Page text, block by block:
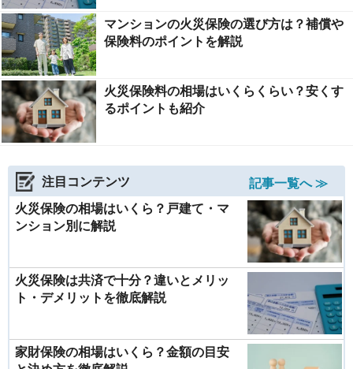
マンションの火災保険の選び方は？補償や
保険料のポイントを解説
火災保険料の相場はいくらくらい？安くす
るポイントも紹介
注目コンテンツ
記事一覧へ ≫
火災保険の相場はいくら？戸建て・マ
ンション別に解説
火災保険は共済で十分？違いとメリッ
ト・デメリットを徹底解説
家財保険の相場はいくら？金額の目安